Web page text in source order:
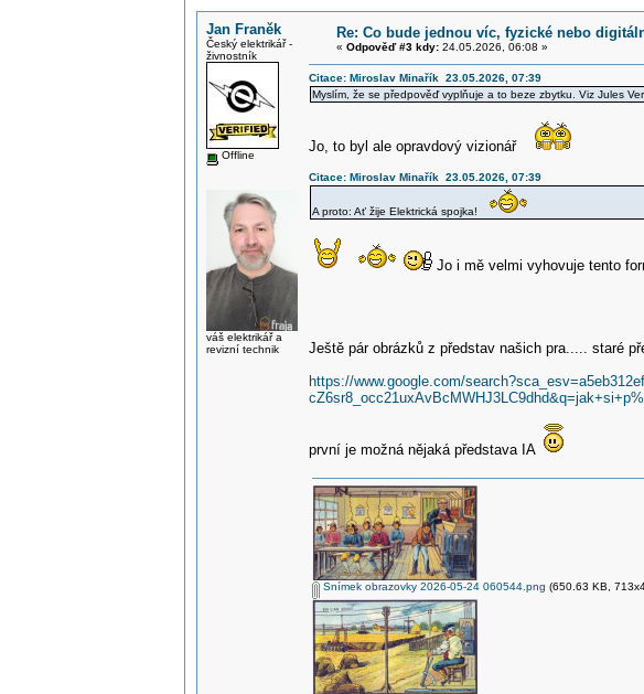
Jan Franěk
Český elektrikář -
živnostník
Offline
váš elektrikář a
revizní technik
Re: Co bude jednou víc, fyzické nebo
« Odpověď #3 kdy: 24.05.2026, 06:08 »
Citace: Miroslav Minařík 23.05.2026, 07:39
Myslím, že se předpověď vyplňuje a to beze zbytku. Viz Jules
Jo, to byl ale opravdový vizionář
Citace: Miroslav Minařík 23.05.2026, 07:39
A proto: Ať žije Elektrická spojka!
Jo i mě velmi vyhovuje tento
Ještě pár obrázků z představ našich pra..... staré
https://www.google.com/
první je možná nějaká představa IA
Snímek obrazovky 2026-05-24 060544.png (650.63 KB,